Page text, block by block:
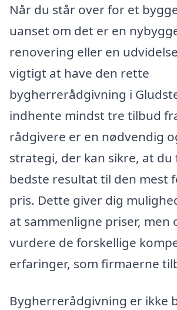
Når du står over for et
uanset om det er en
renovering eller en
vigtigt at have den rette
bygherrerådgivning i
indhente mindst tre tilbud
rådgivere er en nødvendig
strategi, der kan sikre, at du
bedste resultat til den mest
pris. Dette giver dig
at sammenligne priser, men
vurdere de forskellige
erfaringer, som firmaerne
Bygherrerådgivning er ikke